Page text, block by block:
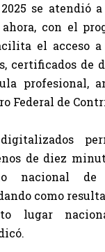
se atendió
con el
el acceso
certificados de
profesional,
Federal de
de diez
nacional de
como
lugar